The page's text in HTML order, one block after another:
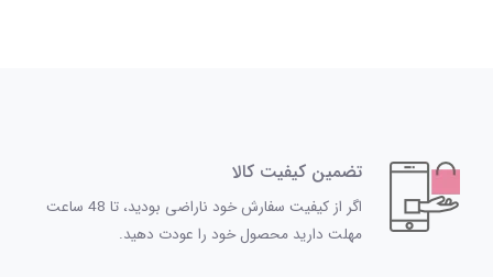
تضمین کیفیت کالا
اگر از کیفیت سفارش خود ناراضی بودید، تا 48 ساعت
مهلت دارید محصول خود را عودت دهید.